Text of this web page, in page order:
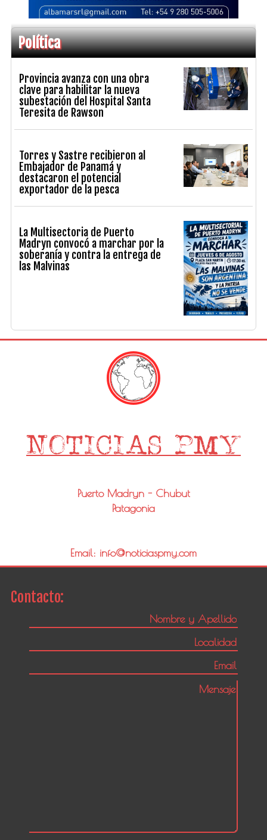
Política
Provincia avanza con una obra
clave para habilitar la nueva
subestación del Hospital Santa
Teresita de Rawson
Torres y Sastre recibieron al
Embajador de Panamá y
destacaron el potencial
exportador de la pesca
La Multisectoria de Puerto
Madryn convocó a marchar por la
soberanía y contra la entrega de
las Malvinas
Puerto Madryn - Chubut
Patagonia
Email: info@noticiaspmy.com
Contacto: